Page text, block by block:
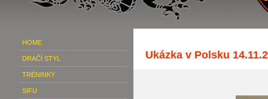
HOME
DRAČÍ STYL
TRÉNINKY
SIFU
Ukázka v Polsku